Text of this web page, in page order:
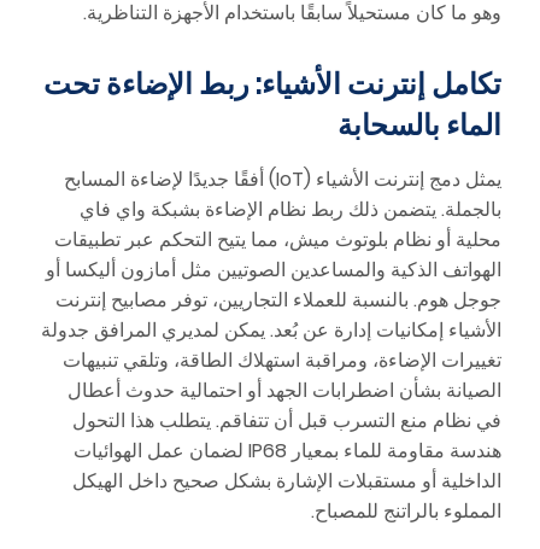
وهو ما كان مستحيلاً سابقًا باستخدام الأجهزة التناظرية.
تكامل إنترنت الأشياء: ربط الإضاءة تحت
الماء بالسحابة
يمثل دمج إنترنت الأشياء (IoT) أفقًا جديدًا لإضاءة المسابح
بالجملة. يتضمن ذلك ربط نظام الإضاءة بشبكة واي فاي
محلية أو نظام بلوتوث ميش، مما يتيح التحكم عبر تطبيقات
الهواتف الذكية والمساعدين الصوتيين مثل أمازون أليكسا أو
جوجل هوم. بالنسبة للعملاء التجاريين، توفر مصابيح إنترنت
الأشياء إمكانيات إدارة عن بُعد. يمكن لمديري المرافق جدولة
تغييرات الإضاءة، ومراقبة استهلاك الطاقة، وتلقي تنبيهات
الصيانة بشأن اضطرابات الجهد أو احتمالية حدوث أعطال
في نظام منع التسرب قبل أن تتفاقم. يتطلب هذا التحول
هندسة مقاومة للماء بمعيار IP68 لضمان عمل الهوائيات
الداخلية أو مستقبلات الإشارة بشكل صحيح داخل الهيكل
المملوء بالراتنج للمصباح.